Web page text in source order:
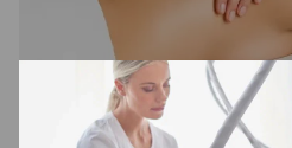
Массаж ног 30 мин
500 000 сум